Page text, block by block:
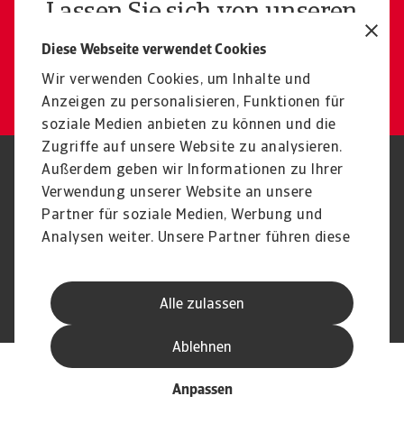
Diese Webseite verwendet Cookies
Wir verwenden Cookies, um Inhalte und
Anzeigen zu personalisieren, Funktionen für
soziale Medien anbieten zu können und die
Zugriffe auf unsere Website zu analysieren.
Außerdem geben wir Informationen zu Ihrer
Verwendung unserer Website an unsere
Partner für soziale Medien, Werbung und
Analysen weiter. Unsere Partner führen diese
Daten zusammen, die Sie ihnen bereitgestellt
haben oder die sie im Rahmen Ihrer Nutzung
der Dienste gesammelt haben.
Alle zulassen
Anpassen
Ablehnen
Lassen Sie sich von unseren
Expert:innen beraten
Kontakt
Nutzungsbedingung
DSGVO
Datenschutz
Informationen zu Cookies
Haftungsausschluss
Serviceversprechen
Speak-Up-Channels
Phishing und Sicherheit
© Atradius N.V. 2004 - 2026 Eine Gesellschaft von